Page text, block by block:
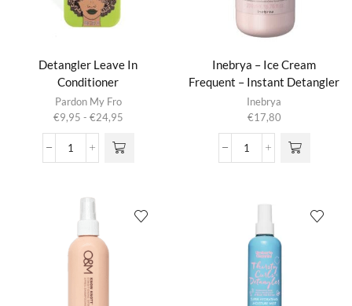
Detangler Leave In
Conditioner
Pardon My Fro
€9,95 - €24,95Prijsklasse:
tot
Detangler
Conditioner
aantal
heeft
meerdere
Deze optie
productpagina
Inebrya – Ice Cream
Frequent – Instant Detangler
Inebrya
€17,80
Inebrya
Instant
Detangler
aantal